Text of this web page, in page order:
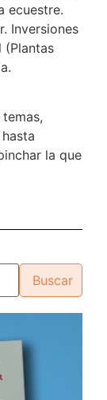
ecuestre.
Inversiones
(Plantas
la que